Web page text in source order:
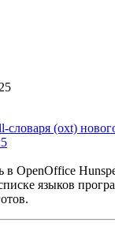
словаря (oxt)
OpenOffice
языков